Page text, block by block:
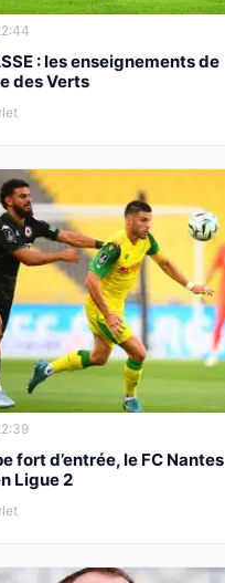
: les enseignements de
des Verts
fort d’entrée, le FC Nantes
Ligue 2